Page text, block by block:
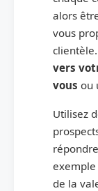
alors
vous
vers
vous ou
Utilisez
de la